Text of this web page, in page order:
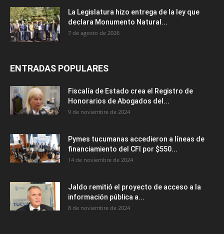
La Legislatura hizo entrega de la ley que
declara Monumento Natural...
7 de agosto de 2026
ENTRADAS POPULARES
Fiscalía de Estado crea el Registro de
Honorarios de Abogados del...
9 de noviembre de 2024
Pymes tucumanas accedieron a líneas de
financiamiento del CFI por $550...
14 de noviembre de 2024
Jaldo remitió el proyecto de acceso a la
información pública a...
8 de noviembre de 2024